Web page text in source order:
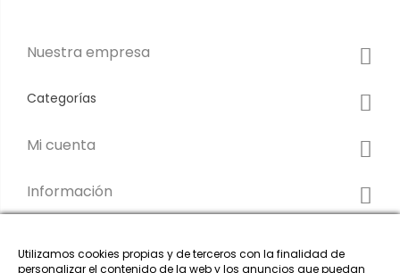
Nuestra empresa
Categorías
Mi cuenta
Información
Utilizamos cookies propias y de terceros con la finalidad de
personalizar el contenido de la web y los anuncios que puedan